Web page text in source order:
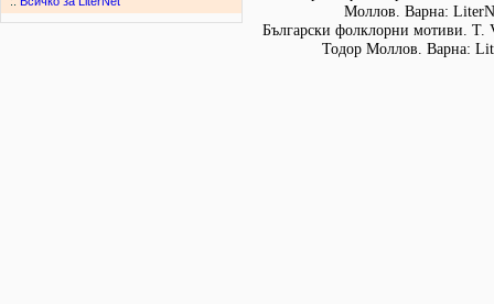
Моллов. Варна:
Български фолклорни мотиви. Т.
Тодор Моллов. Варна: